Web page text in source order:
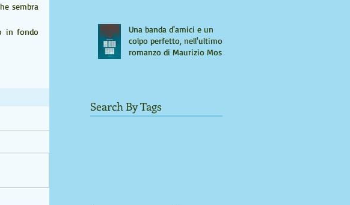
sembra
in fondo
Una banda d'amici e un
colpo perfetto, nell'ultimo
romanzo di Maurizio Mos
Search By Tags